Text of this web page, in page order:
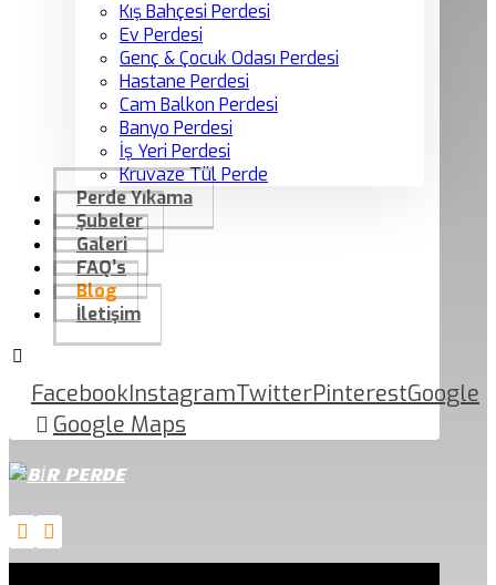
Kış Bahçesi Perdesi
Ev Perdesi
Genç & Çocuk Odası Perdesi
Hastane Perdesi
Cam Balkon Perdesi
Banyo Perdesi
İş Yeri Perdesi
Kruvaze Tül Perde
Perde Yıkama
Şubeler
Galeri
FAQ’s
Blog
İletişim
FacebookInstagramTwitterPinterestGoogle
Google Maps